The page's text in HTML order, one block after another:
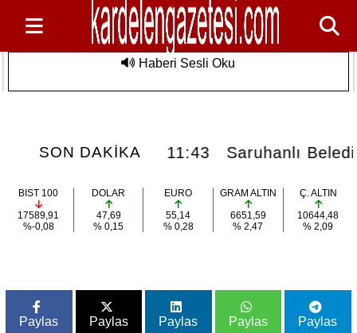
Haberi Sesli Oku
SON DAKİKAÖzel Sporculara Foça'da
BIST 100
17589,91
%-0,08
DOLAR
47,69
% 0,15
EURO
55,14
% 0,28
GRAM ALTIN
6651,59
% 2,47
Ç. ALTIN
10644,48
% 2,09
Paylas Paylas Paylas Paylas Paylas